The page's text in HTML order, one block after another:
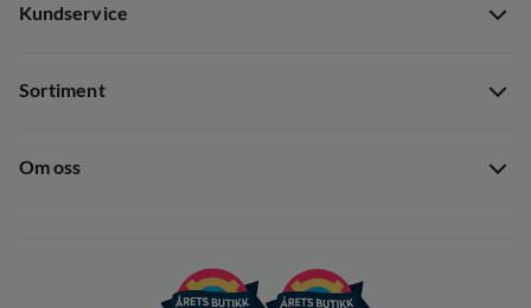
Kundservice
Dataskyddspolicy
Sortiment
Om oss